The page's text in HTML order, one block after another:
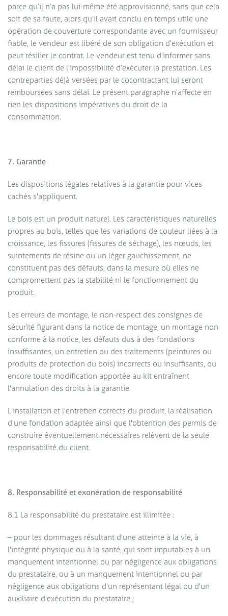
parce qu’il n’a pas lui-même été approvisionné, sans que cela
soit de sa faute, alors qu’il avait conclu en temps utile une
opération de couverture correspondante avec un fournisseur
fiable, le vendeur est libéré de son obligation d’exécution et
peut résilier le contrat. Le vendeur est tenu d’informer sans
délai le client de l’impossibilité d’exécuter la prestation. Les
contreparties déjà versées par le cocontractant lui seront
remboursées sans délai. Le présent paragraphe n’affecte en
rien les dispositions impératives du droit de la
consommation.
7. Garantie
Les dispositions légales relatives à la garantie pour vices
cachés s'appliquent.
Le bois est un produit naturel. Les caractéristiques naturelles
propres au bois, telles que les variations de couleur liées à la
croissance, les fissures (fissures de séchage), les nœuds, les
suintements de résine ou un léger gauchissement, ne
constituent pas des défauts, dans la mesure où elles ne
compromettent pas la stabilité ni le fonctionnement du
produit.
Les erreurs de montage, le non-respect des consignes de
sécurité figurant dans la notice de montage, un montage non
conforme à la notice, les défauts dus à des fondations
insuffisantes, un entretien ou des traitements (peintures ou
produits de protection du bois) incorrects ou insuffisants, ou
encore toute modification apportée au kit entraînent
l'annulation des droits à la garantie.
L'installation et l'entretien corrects du produit, la réalisation
d'une fondation adaptée ainsi que l'obtention des permis de
construire éventuellement nécessaires relèvent de la seule
responsabilité du client.
8. Responsabilité et exonération de responsabilité
8.1 La responsabilité du prestataire est illimitée :
– pour les dommages résultant d'une atteinte à la vie, à
l'intégrité physique ou à la santé, qui sont imputables à un
manquement intentionnel ou par négligence aux obligations
du prestataire, ou à un manquement intentionnel ou par
négligence aux obligations d'un représentant légal ou d'un
auxiliaire d'exécution du prestataire ;